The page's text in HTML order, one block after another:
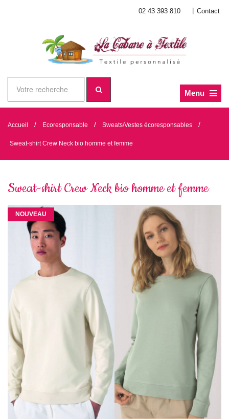
02 43 393 810 Contact
Menu
Accueil / Ecoresponsable / Sweats/Vestes écoresponsables /
Sweat-shirt Crew Neck bio homme et femme
Sweat-shirt Crew Neck bio homme et femme
NOUVEAU